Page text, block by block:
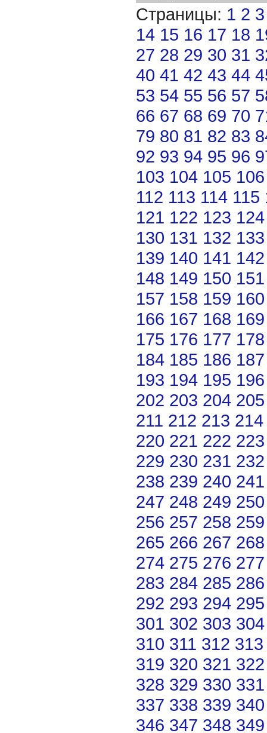
Страницы: 1 2 3
14 15 16 17 18
27 28 29 30 31
40 41 42 43 44
53 54 55 56 57
66 67 68 69 70
79 80 81 82 83
92 93 94 95 96
103 104 105 106
112 113 114 115
121 122 123 124
130 131 132 133
139 140 141 142
148 149 150 151
157 158 159 160
166 167 168 169
175 176 177 178
184 185 186 187
193 194 195 196
202 203 204 205
211 212 213 214
220 221 222 223
229 230 231 232
238 239 240 241
247 248 249 250
256 257 258 259
265 266 267 268
274 275 276 277
283 284 285 286
292 293 294 295
301 302 303 304
310 311 312 313
319 320 321 322
328 329 330 331
337 338 339 340
346 347 348 349